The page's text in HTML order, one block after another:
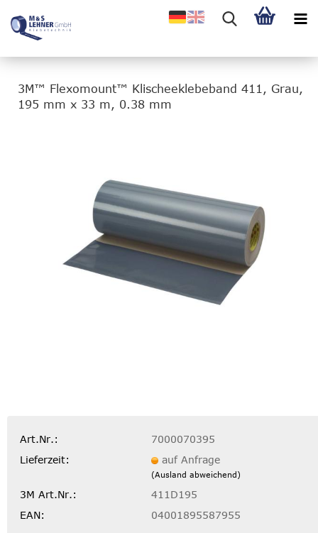
3M™ Flexomount™ Klischeeklebeband 411, Grau,
195 mm x 33 m, 0.38 mm
Art.Nr.:
7000070395
Lieferzeit:
auf Anfrage
(Ausland abweichend)
3M Art.Nr.:
411D195
EAN:
04001895587955